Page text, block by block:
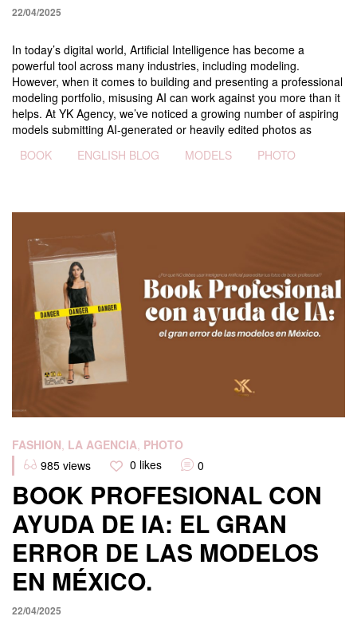
22/04/2025
In today’s digital world, Artificial Intelligence has become a
powerful tool across many industries, including modeling.
However, when it comes to building and presenting a professional
modeling portfolio, misusing AI can work against you more than it
helps. At YK Agency, we’ve noticed a growing number of aspiring
models submitting AI-generated or heavily edited photos as
Tags
BOOK ENGLISH BLOG MODELS PHOTO
Categories
FASHION, LA AGENCIA, PHOTO
0
0 likes
985 views
BOOK PROFESIONAL CON
AYUDA DE IA: EL GRAN
ERROR DE LAS MODELOS
EN MÉXICO.
22/04/2025